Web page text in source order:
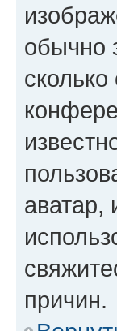
обычно
аватар,
причин.